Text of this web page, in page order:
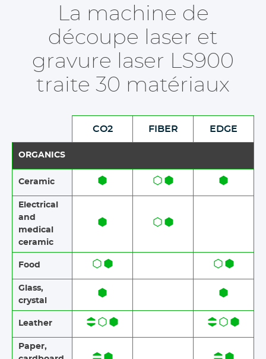
La machine de
découpe laser et
gravure laser LS900
traite 30 matériaux
CO2 FIBER EDGE
ORGANICS
Ceramic​​
Electrical
and
medical
ceramic
Food​​
Glass,
crystal
Leather
Paper​​,